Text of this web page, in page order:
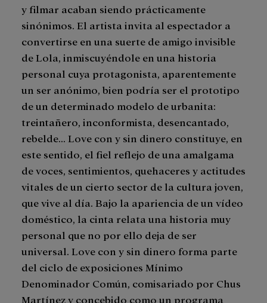
y filmar acaban siendo prácticamente
sinónimos. El artista invita al espectador a
convertirse en una suerte de amigo invisible
de Lola, inmiscuyéndole en una historia
personal cuya protagonista, aparentemente
un ser anónimo, bien podría ser el prototipo
de un determinado modelo de urbanita:
treintañero, inconformista, desencantado,
rebelde... Love con y sin dinero constituye, en
este sentido, el fiel reflejo de una amalgama
de voces, sentimientos, quehaceres y actitudes
vitales de un cierto sector de la cultura joven,
que vive al día. Bajo la apariencia de un vídeo
doméstico, la cinta relata una historia muy
personal que no por ello deja de ser
universal. Love con y sin dinero forma parte
del ciclo de exposiciones Mínimo
Denominador Común, comisariado por Chus
Martínez y concebido como un programa